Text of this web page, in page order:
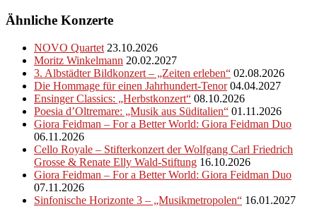
Ähnliche Konzerte
NOVO Quartet 23.10.2026
Moritz Winkelmann 20.02.2027
3. Albstädter Bildkonzert – „Zeiten erleben“ 02.08.2026
Die Hommage für einen Jahrhundert-Tenor 04.04.2027
Ensinger Classics: „Herbstkonzert“ 08.10.2026
Poesia d’Oltremare: „Musik aus Süditalien“ 01.11.2026
Giora Feidman – For a Better World: Giora Feidman Duo
06.11.2026
Cello Royale – Stifterkonzert der Wolfgang Carl Friedrich
Grosse & Renate Elly Wald-Stiftung 16.10.2026
Giora Feidman – For a Better World: Giora Feidman Duo
07.11.2026
Sinfonische Horizonte 3 – „Musikmetropolen“ 16.01.2027